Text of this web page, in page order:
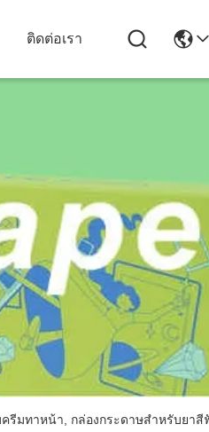
ติดต่อเรา
รีมทาหน้า, กล่องกระดาษสำหรับยาสี